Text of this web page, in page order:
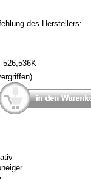
des Herstellers:
526,536K